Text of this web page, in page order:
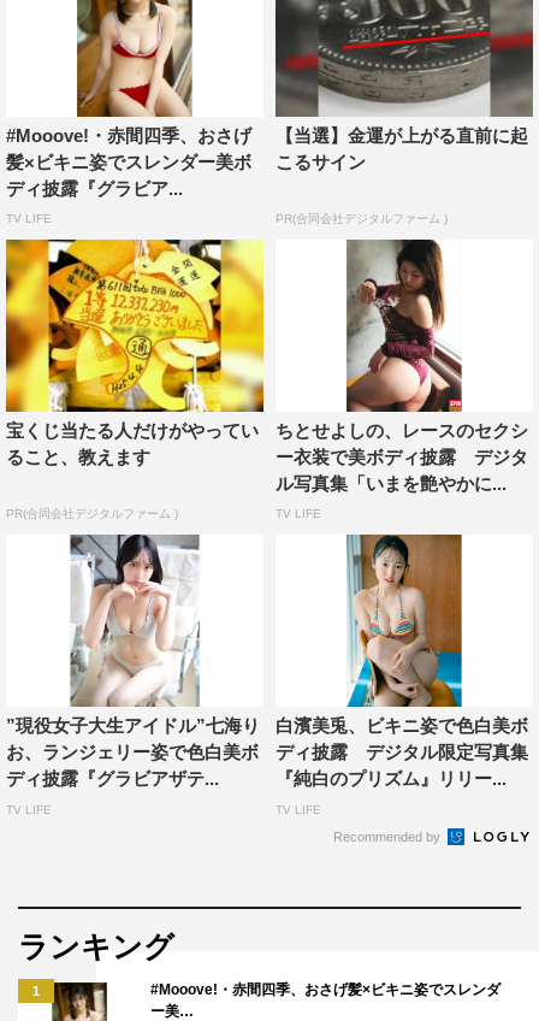
#Mooove!・赤間四季、おさげ
髪×ビキニ姿でスレンダー美ボ
ディ披露『グラビア...
TV LIFE
【当選】金運が上がる直前に起
こるサイン
PR(合同会社デジタルファーム )
宝くじ当たる人だけがやってい
ること、教えます
PR(合同会社デジタルファーム )
ちとせよしの、レースのセクシ
ー衣装で美ボディ披露 デジタ
ル写真集「いまを艶やかに...
TV LIFE
”現役女子大生アイドル”七海り
お、ランジェリー姿で色白美ボ
ディ披露『グラビアザテ...
TV LIFE
白濱美兎、ビキニ姿で色白美ボ
ディ披露 デジタル限定写真集
『純白のプリズム』リリー...
TV LIFE
Recommended by
ランキング
1
#Mooove!・赤間四季、おさげ髪×ビキニ姿でスレンダ
ー美…